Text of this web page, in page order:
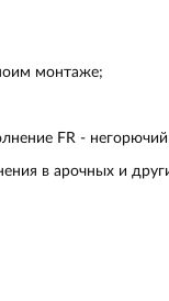
монтаже;
FR -
в арочных и